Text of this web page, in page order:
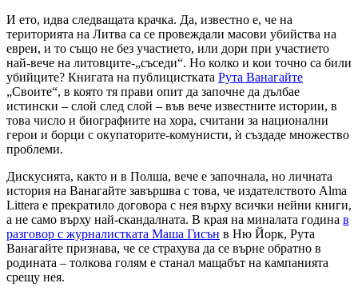
И ето, идва следващата крачка. Да, известно е, че на
територията на Литва са се провеждали масови убийства на
евреи, и то също не без участието, или дори при участието
най-вече на литовците-„съседи“. Но колко и кои точно са били
убийците? Книгата на публицистката Рута Ванагайте
„Своите“, в която тя прави опит да започне да дълбае
истински – слой след слой – във вече известните истории, в
това число и биографиите на хора, считани за национални
герои и борци с окупаторите-комунисти, ѝ създаде множество
проблеми.
Дискусията, както и в Полша, вече е започнала, но личната
история на Ванагайте завършва с това, че издателството Alma
Littera е прекратило договора с нея върху всички нейни книги,
а не само върху най-скандалната. В края на миналата година в
разговор с журналистката Маша Гисън в Ню Йорк, Рута
Ванагайте признава, че се страхува да се върне обратно в
родината – толкова голям е станал мащабът на кампанията
срещу нея.